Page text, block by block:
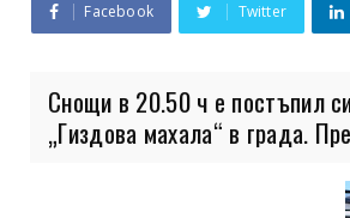
Facebook Twitter
Снощи в 20.50 ч е постъпил
„Гиздова махала“ в града.